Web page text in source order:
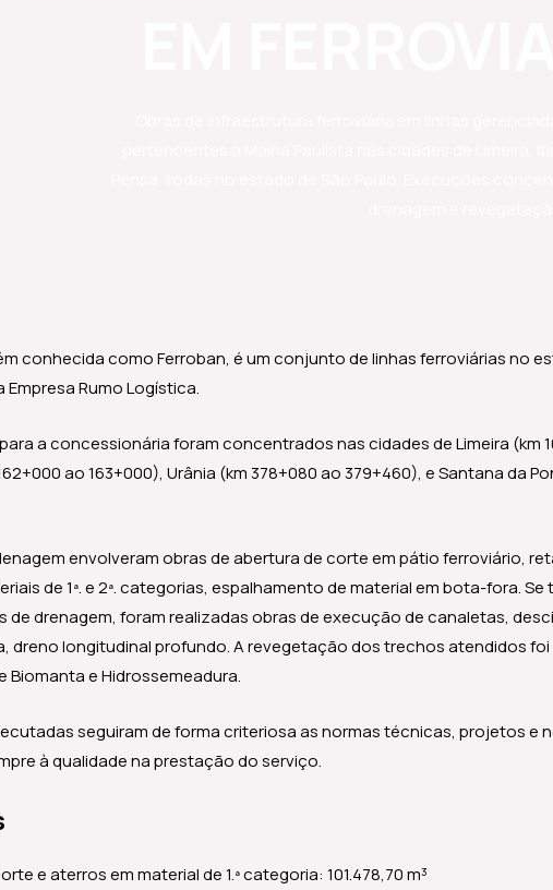
conhecida como Ferroban, é um conjunto de linhas ferroviárias no
Rumo Logística.
a concessionária foram concentrados nas cidades de Limeira (km
ao 163+000), Urânia (km 378+080 ao 379+460), e Santana da
envolveram obras de abertura de corte em pátio ferroviário,
de 1ª. e 2ª. categorias, espalhamento de material em bota-fora.
drenagem, foram realizadas obras de execução de canaletas,
dreno longitudinal profundo. A revegetação dos trechos atendidos
Biomanta e Hidrossemeadura.
seguiram de forma criteriosa as normas técnicas, projetos e
à qualidade na prestação do serviço.
e aterros em material de 1.ª categoria: 101.478,70 m³